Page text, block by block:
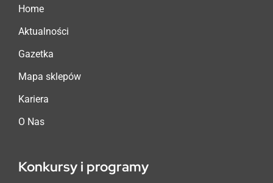
Home
Aktualności
Gazetka
Mapa sklepów
Kariera
O Nas
Konkursy i programy